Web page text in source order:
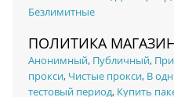
Безлимитные
ПОЛИТИКА
Анонимный, Публичный,
прокси, Чистые прокси, В
тестовый период, Купить